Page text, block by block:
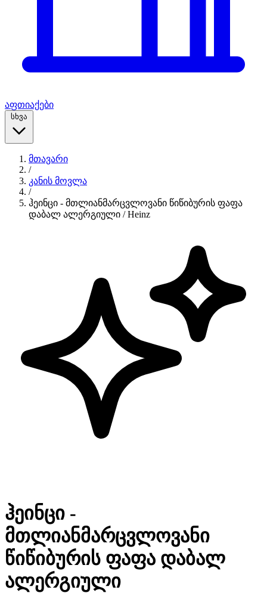
აფთიაქები
სხვა
მთავარი
/
კანის მოვლა
/
ჰეინცი - მთლიანმარცვლოვანი წიწიბურის ფაფა
დაბალ ალერგიული / Heinz
ჰეინცი -
მთლიანმარცვლოვანი
წიწიბურის ფაფა დაბალ
ალერგიული